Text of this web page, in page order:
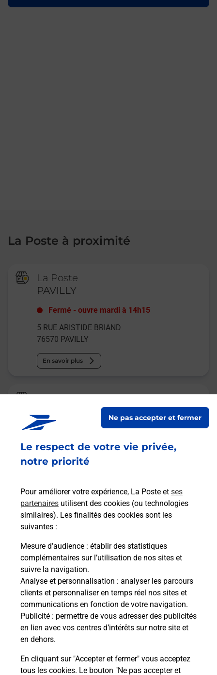
Le respect de votre vie privée,
notre priorité
Pour améliorer votre expérience, La Poste et ses
partenaires utilisent des cookies (ou technologies
similaires). Les finalités des cookies sont les
suivantes :
Mesure d’audience : établir des statistiques
complémentaires sur l’utilisation de nos sites et
suivre la navigation.
Analyse et personnalisation : analyser les parcours
clients et personnaliser en temps réel nos sites et
communications en fonction de votre navigation.
Publicité : permettre de vous adresser des publicités
en lien avec vos centres d’intérêts sur notre site et
en dehors.
En cliquant sur "Accepter et fermer" vous acceptez
tous les cookies. Le bouton "Ne pas accepter et
Ne pas accepter et fermer
La Poste à proximité
La Poste
PAVILLY
Fermé -ouvre mardi à 14h15
5 RUE ARISTIDE BRIAND
76570 PAVILLY
En savoir plus
Relais Pickup
HALETTE PAVILLAISE
ouvre mardi à 07h00
22 RUE DELALANDRE
76570 PAVILLY
Malin !
La Poste
en ligne
Ouvert 24h/24
En savoir plus